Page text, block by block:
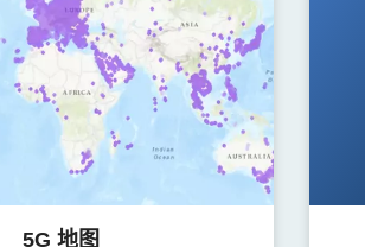
5G 地图